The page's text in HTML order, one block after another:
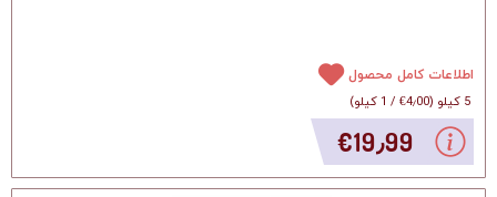
اطلاعات کامل محصول
5 کیلو
(‎€4٫00 / 1 کیلو )
‎€19٫99